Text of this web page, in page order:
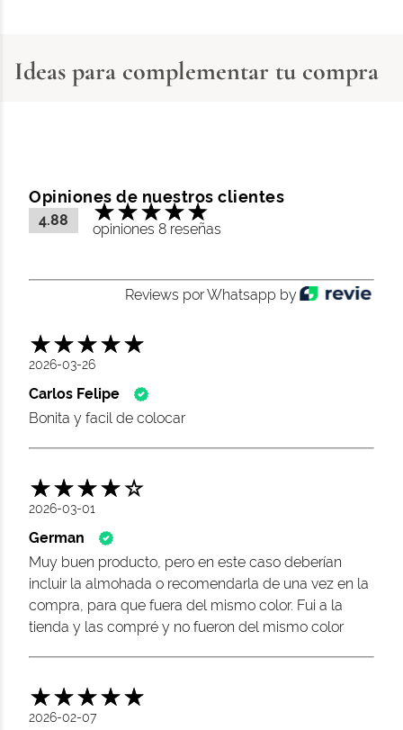
Ideas para complementar tu compra
Opiniones de nuestros clientes
4.88
opiniones 8 reseñas
Reviews por Whatsapp by
2026-03-26
Carlos Felipe
Bonita y facil de colocar
2026-03-01
German
Muy buen producto, pero en este caso deberían
incluir la almohada o recomendarla de una vez en la
compra, para que fuera del mismo color. Fui a la
tienda y las compré y no fueron del mismo color
2026-02-07